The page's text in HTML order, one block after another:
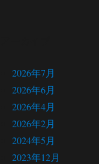
2026年7月
2026年6月
2026年4月
2026年2月
2024年5月
2023年12月